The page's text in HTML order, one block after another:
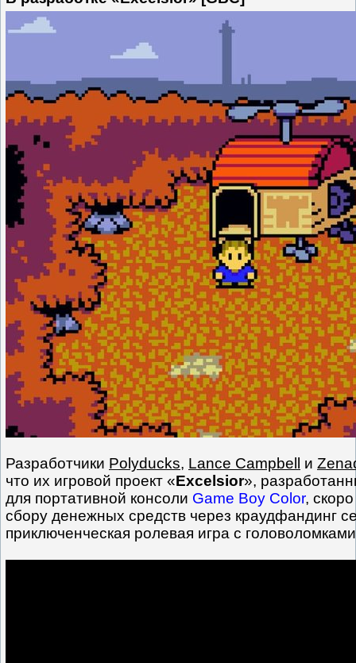
Разработчики Polyducks, Lance Campbell и
что их игровой проект «Excelsior»,
для портативной консоли Game Boy Color,
сбору денежных средств через краудфандинг
приключенческая ролевая игра с